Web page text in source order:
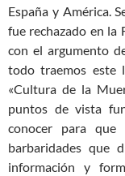
España y América.
fue rechazado en la
con el argumento
todo traemos este
«Cultura de la
puntos de vista
conocer para
barbaridades que
información y